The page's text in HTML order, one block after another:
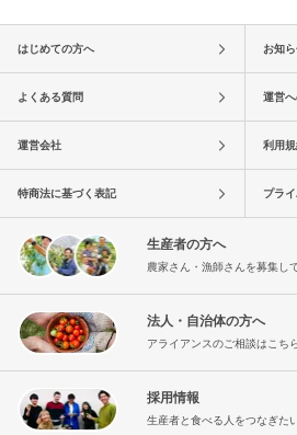
はじめての方へ お知
よくある質問 運営
運営会社 利用
特商法に基づく表記 プラ
生産者の方へ
農家さん・漁師さんを募集し
法人・自治体の方へ
アライアンスのご相談はこち
採用情報
生産者と食べる人をつなぎた